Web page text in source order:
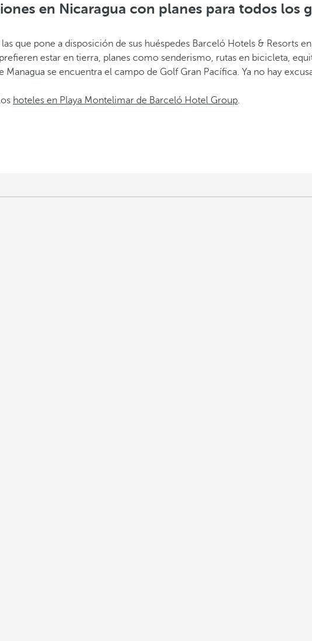
en Nicaragua con planes para todos los
que pone a disposición de sus huéspedes Barceló Hotels & Resorts
estar en tierra, planes como senderismo, rutas en bicicleta,
se encuentra el campo de Golf Gran Pacífica. Ya no hay
hoteles en Playa Montelimar de Barceló Hotel Group.